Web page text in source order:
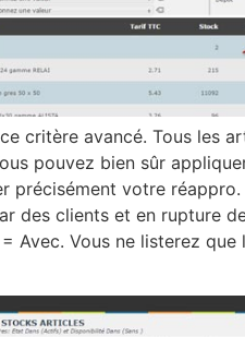
critère avancé. Tous les
pouvez bien sûr
précisément votre
des clients et en rupture
Avec. Vous ne listerez